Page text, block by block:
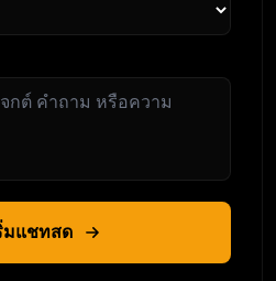
มแชทสด